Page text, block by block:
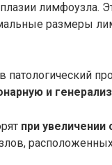
лимфоузла.
размеры
патологический
и
при